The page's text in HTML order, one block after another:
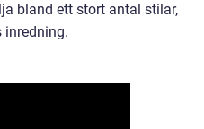
bland ett stort antal stilar,
inredning.